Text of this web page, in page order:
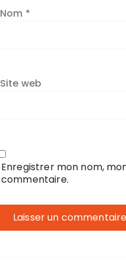
Nom *
Site web
Enregistrer mon nom,
commentaire.